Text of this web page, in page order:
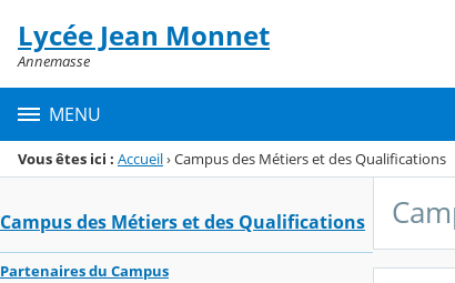
Menu de la rubrique
Contenu
Lycée Jean Monnet
Annemasse
MENU
Vous êtes ici : Accueil›Campus des Métiers et des Qualifications
Campus des Métiers et des Qualifications
Partenaires du Campus